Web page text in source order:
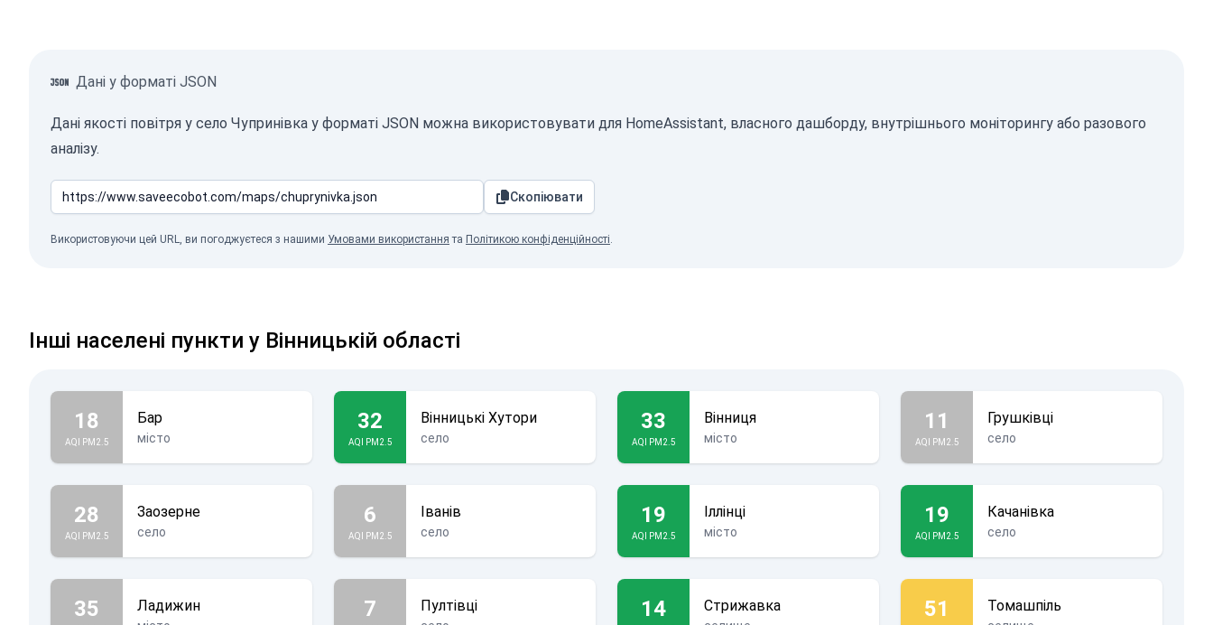
Дані у форматі JSON
Дані якості повітря у село Чупринівка у форматі JSON можна використовувати для HomeAssistant, власного дашборду, внутрішнього моніторингу або разового
аналізу.
Скопіювати
Використовуючи цей URL, ви погоджуєтеся з нашими Умовами використання та Політикою конфіденційності.
Інші населені пункти у Вінницькій області
18
AQI PM2.5
Бар
місто
32
AQI PM2.5
Вінницькі Хутори
село
33
AQI PM2.5
Вінниця
місто
11
AQI PM2.5
Грушківці
село
28
AQI PM2.5
Заозерне
село
6
AQI PM2.5
Іванів
село
19
AQI PM2.5
Іллінці
місто
19
AQI PM2.5
Качанівка
село
35 Ладижин 7 Пултівці 14 Стрижавка 51 Томашпіль